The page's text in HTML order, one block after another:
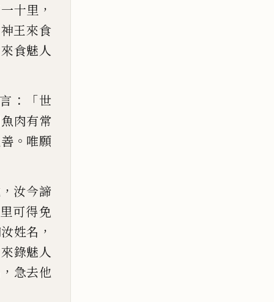
一十里 ，
王來食
食魅人
：「世
魚肉有常
。 唯願
， 汝今諦
可得免
姓名 ，
來錄魅人
， 急去他